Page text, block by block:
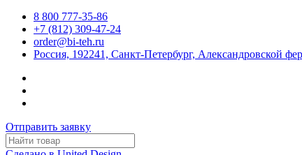
8 800 777-35-86
+7 (812) 309-47-24
order@bi-teh.ru
Россия, 192241, Санкт-Петербург, Александровской
Отправить заявку